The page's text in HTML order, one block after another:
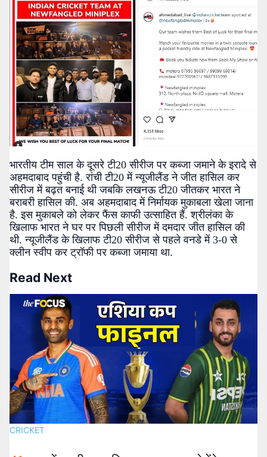
भारतीय टीम साल के दूसरे टी20 सीरीज पर कब्जा जमाने के इरादे से
अहमदाबाद पहुंची है. रांची टी20 में न्यूजीलैंड ने जीत हासिल कर
सीरीज में बढ़त बनाई थी जबकि लखनऊ टी20 जीतकर भारत ने
बराबरी हासिल की. अब अहमदाबाद में निर्मायक मुकाबला खेला जाना
है. इस मुकाबले को लेकर फैंस काफी उत्साहित हैं. श्रीलंका के
खिलाफ भारत ने घर पर पिछली सीरीज में दमदार जीत हासिल की
थी. न्यूजीलैंड के खिलाफ टी20 सीरीज से पहले वनडे में 3-0 से
क्लीन स्वीप कर ट्रॉफी पर कब्जा जमाया था.
Read Next
CRICKET